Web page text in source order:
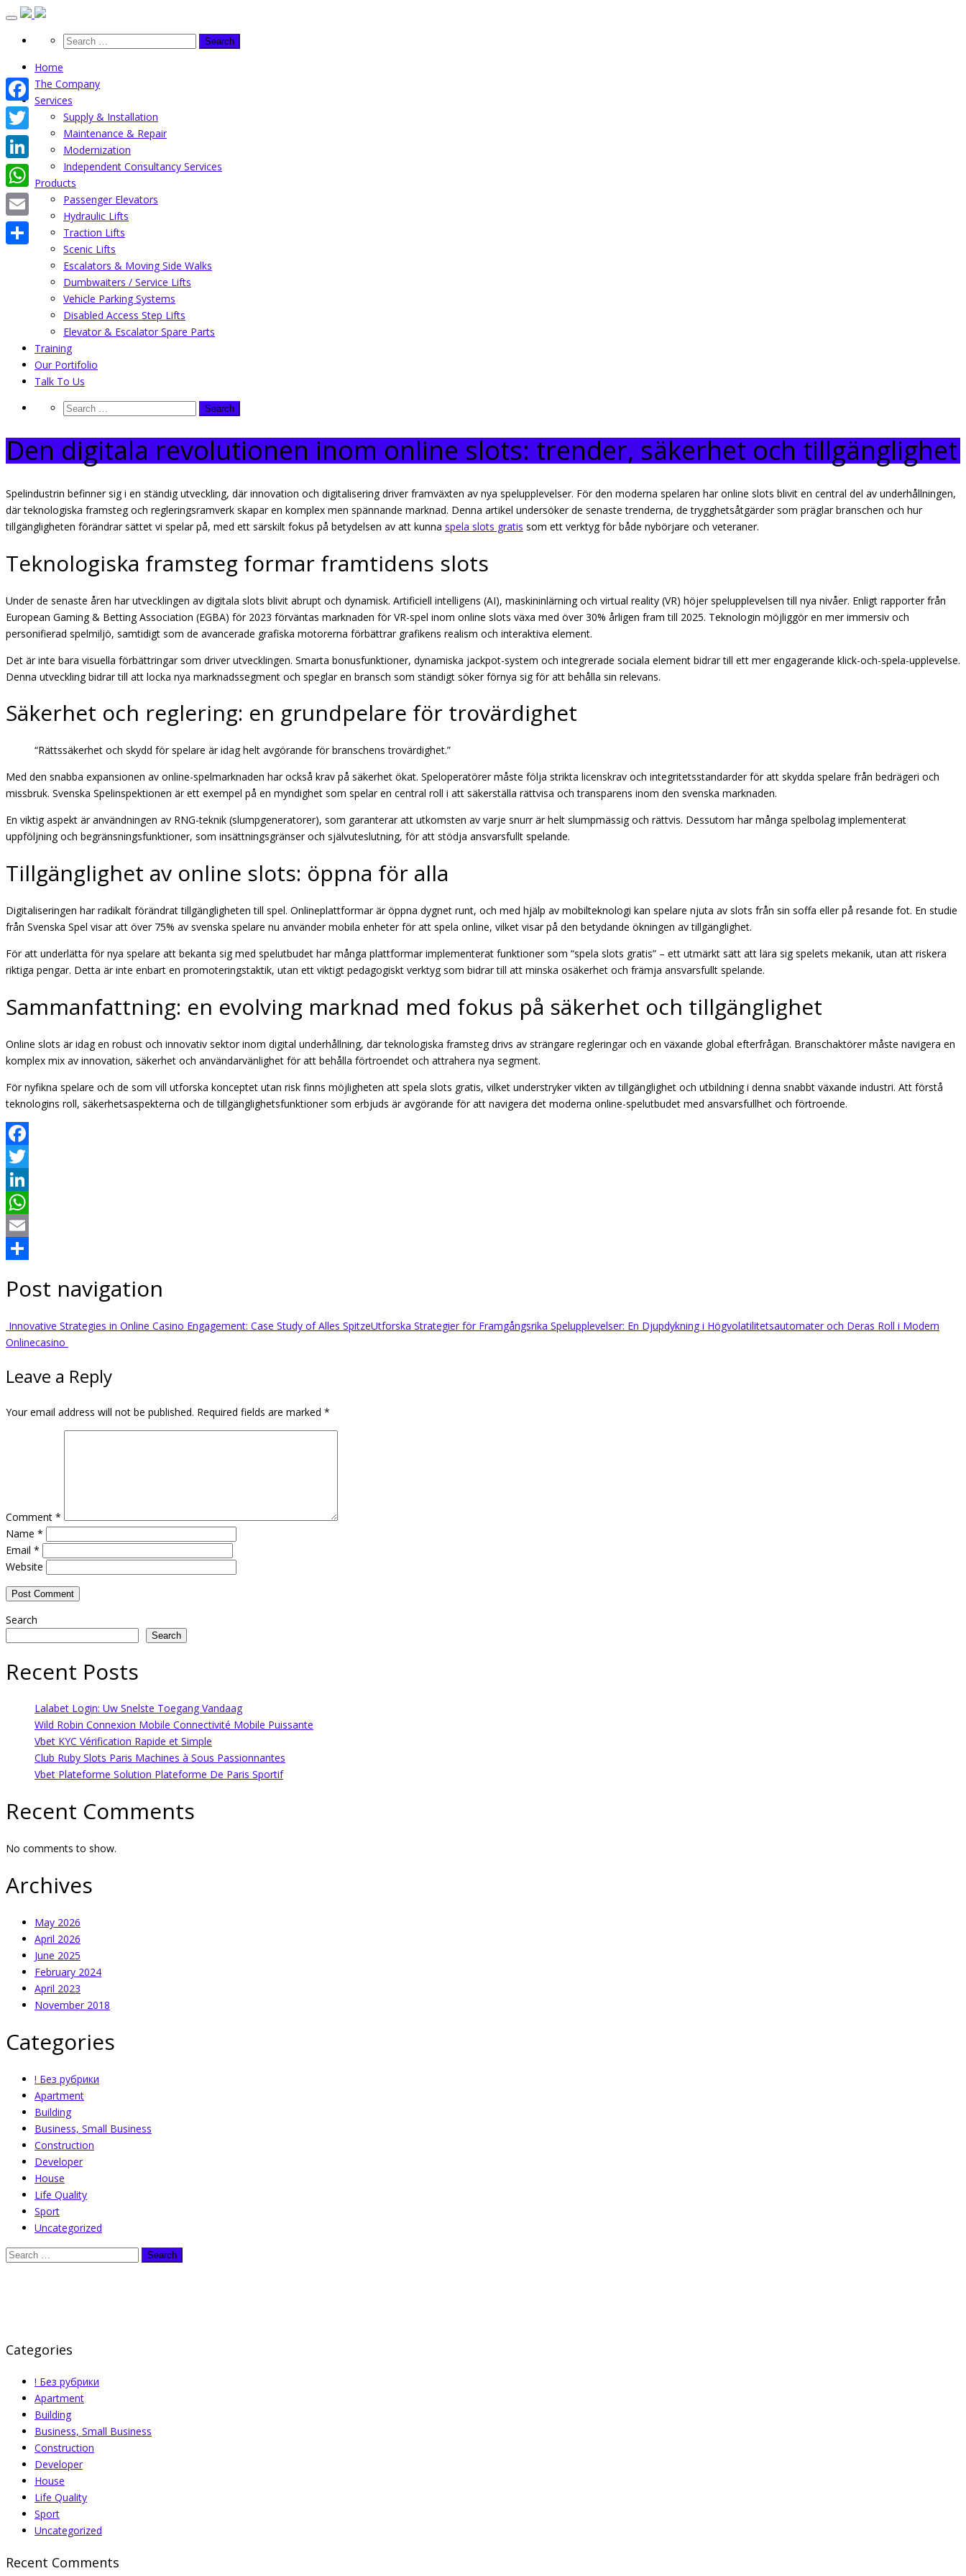
Skip
content
Home
The Company
Services
Supply & Installation
Maintenance & Repair
Modernization
Independent Consultancy Services
Products
Passenger Elevators
Hydraulic Lifts
Traction Lifts
Scenic Lifts
Escalators & Moving Side Walks
Dumbwaiters / Service Lifts
Vehicle Parking Systems
Disabled Access Step Lifts
Elevator & Escalator Spare Parts
Training
Our Portifolio
Talk To Us
Den digitala revolutionen inom online slots: trender, säkerhet och tillgänglighet
Spelindustrin befinner sig i en ständig utveckling, där innovation och digitalisering driver framväxten av nya spelupplevelser. För den moderna spelaren har online slots blivit en central del av underhållningen,
där teknologiska framsteg och regleringsramverk skapar en komplex men spännande marknad. Denna artikel undersöker de senaste trenderna, de trygghetsåtgärder som präglar branschen och hur
tillgängligheten förändrar sättet vi spelar på, med ett särskilt fokus på betydelsen av att kunna spela slots gratis som ett verktyg för både nybörjare och veteraner.
Teknologiska framsteg formar framtidens slots
Under de senaste åren har utvecklingen av digitala slots blivit abrupt och dynamisk. Artificiell intelligens (AI), maskininlärning och virtual reality (VR) höjer spelupplevelsen till nya nivåer. Enligt rapporter från
European Gaming & Betting Association (EGBA) för 2023 förväntas marknaden för VR-spel inom online slots växa med över 30% årligen fram till 2025. Teknologin möjliggör en mer immersiv och
personifierad spelmiljö, samtidigt som de avancerade grafiska motorerna förbättrar grafikens realism och interaktiva element.
Det är inte bara visuella förbättringar som driver utvecklingen. Smarta bonusfunktioner, dynamiska jackpot-system och integrerade sociala element bidrar till ett mer engagerande klick-och-spela-upplevelse.
Denna utveckling bidrar till att locka nya marknadssegment och speglar en bransch som ständigt söker förnya sig för att behålla sin relevans.
Säkerhet och reglering: en grundpelare för trovärdighet
“Rättssäkerhet och skydd för spelare är idag helt avgörande för branschens trovärdighet.”
Med den snabba expansionen av online-spelmarknaden har också krav på säkerhet ökat. Speloperatörer måste följa strikta licenskrav och integritetsstandarder för att skydda spelare från bedrägeri och
missbruk. Svenska Spelinspektionen är ett exempel på en myndighet som spelar en central roll i att säkerställa rättvisa och transparens inom den svenska marknaden.
En viktig aspekt är användningen av RNG-teknik (slumpgeneratorer), som garanterar att utkomsten av varje snurr är helt slumpmässig och rättvis. Dessutom har många spelbolag implementerat
uppföljning och begränsningsfunktioner, som insättningsgränser och självuteslutning, för att stödja ansvarsfullt spelande.
Tillgänglighet av online slots: öppna för alla
Digitaliseringen har radikalt förändrat tillgängligheten till spel. Onlineplattformar är öppna dygnet runt, och med hjälp av mobilteknologi kan spelare njuta av slots från sin soffa eller på resande fot. En studie
från Svenska Spel visar att över 75% av svenska spelare nu använder mobila enheter för att spela online, vilket visar på den betydande ökningen av tillgänglighet.
För att underlätta för nya spelare att bekanta sig med spelutbudet har många plattformar implementerat funktioner som “spela slots gratis” – ett utmärkt sätt att lära sig spelets mekanik, utan att riskera
riktiga pengar. Detta är inte enbart en promoteringstaktik, utan ett viktigt pedagogiskt verktyg som bidrar till att minska osäkerhet och främja ansvarsfullt spelande.
Sammanfattning: en evolving marknad med fokus på säkerhet och tillgänglighet
Online slots är idag en robust och innovativ sektor inom digital underhållning, där teknologiska framsteg drivs av strängare regleringar och en växande global efterfrågan. Branschaktörer måste navigera en
komplex mix av innovation, säkerhet och användarvänlighet för att behålla förtroendet och attrahera nya segment.
För nyfikna spelare och de som vill utforska konceptet utan risk finns möjligheten att spela slots gratis, vilket understryker vikten av tillgänglighet och utbildning i denna snabbt växande industri. Att förstå
teknologins roll, säkerhetsaspekterna och de tillgänglighetsfunktioner som erbjuds är avgörande för att navigera det moderna online-spelutbudet med ansvarsfullhet och förtroende.
Facebook
Twitter
LinkedIn
WhatsApp
Email
Post navigation
Innovative Strategies in Online Casino Engagement: Case Study of Alles SpitzeUtforska Strategier för Framgångsrika Spelupplevelser: En Djupdykning i Högvolatilitetsautomater och Deras Roll i Modern
Onlinecasino
Leave a Reply
Your email address will not be published. Required fields are marked *
Comment *
Name *
Email *
Website
Search
Search
Recent Posts
Lalabet Login: Uw Snelste Toegang Vandaag
Wild Robin Connexion Mobile Connectivité Mobile Puissante
Vbet KYC Vérification Rapide et Simple
Club Ruby Slots Paris Machines à Sous Passionnantes
Vbet Plateforme Solution Plateforme De Paris Sportif
Recent Comments
No comments to show.
Archives
May 2026
April 2026
June 2025
February 2024
April 2023
November 2018
Categories
! Без рубрики
Apartment
Building
Business, Small Business
Construction
Developer
House
Life Quality
Sport
Uncategorized
Categories
! Без рубрики
Apartment
Building
Business, Small Business
Construction
Developer
House
Life Quality
Sport
Uncategorized
Recent Comments
Facebook
Twitter
LinkedIn
WhatsApp
Email